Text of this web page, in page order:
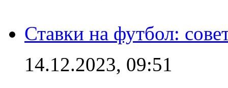
Ставки на футбол:
14.12.2023, 09:51